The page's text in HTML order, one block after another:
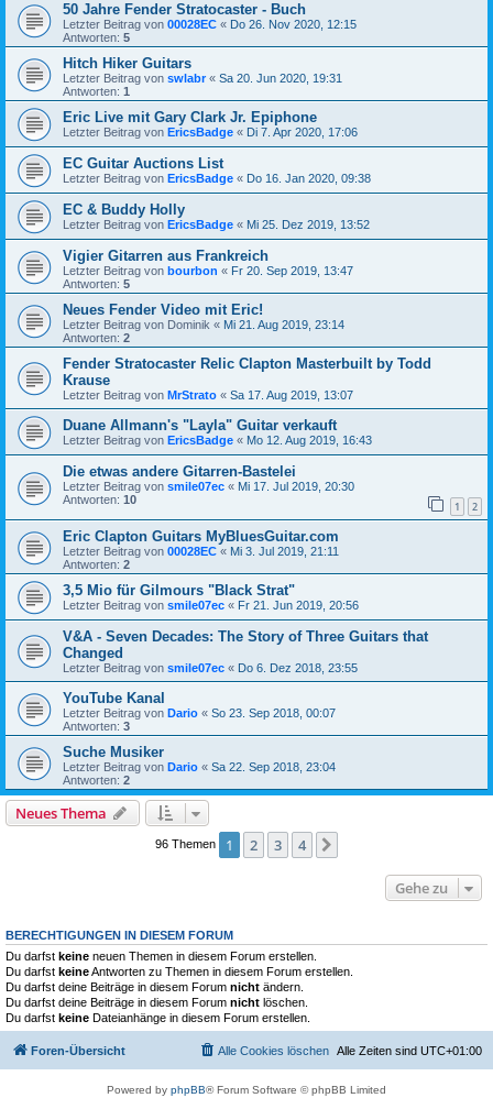
50 Jahre Fender Stratocaster - Buch
Letzter Beitrag von 00028EC « Do 26. Nov 2020, 12:15
Antworten: 5
Hitch Hiker Guitars
Letzter Beitrag von swlabr« Sa 20. Jun 2020, 19:31
Antworten: 1
Eric Live mit Gary Clark Jr. Epiphone
Letzter Beitrag von EricsBadge « Di 7. Apr 2020, 17:06
EC Guitar Auctions List
Letzter Beitrag von EricsBadge « Do 16. Jan 2020, 09:38
EC & Buddy Holly
Letzter Beitrag von EricsBadge « Mi 25. Dez 2019, 13:52
Vigier Gitarren aus Frankreich
Letzter Beitrag von bourbon « Fr 20. Sep 2019, 13:47
Antworten: 5
Neues Fender Video mit Eric!
Letzter Beitrag von Dominik « Mi 21. Aug 2019, 23:14
Antworten: 2
Fender Stratocaster Relic Clapton Masterbuilt by Todd
Krause
Letzter Beitrag von MrStrato « Sa 17. Aug 2019, 13:07
Duane Allmann's "Layla" Guitar verkauft
Letzter Beitrag von EricsBadge « Mo 12. Aug 2019, 16:43
Die etwas andere Gitarren-Bastelei
Letzter Beitrag von smile07ec « Mi 17. Jul 2019, 20:30
Antworten: 10 1 2
Eric Clapton Guitars MyBluesGuitar.com
Letzter Beitrag von 00028EC « Mi 3. Jul 2019, 21:11
Antworten: 2
3,5 Mio für Gilmours "Black Strat"
Letzter Beitrag von smile07ec « Fr 21. Jun 2019, 20:56
V&A - Seven Decades: The Story of Three Guitars that
Changed
Letzter Beitrag von smile07ec « Do 6. Dez 2018, 23:55
YouTube Kanal
Letzter Beitrag von Dario « So 23. Sep 2018, 00:07
Antworten: 3
Suche Musiker
Letzter Beitrag von Dario « Sa 22. Sep 2018, 23:04
Antworten: 2
Neues Thema
96 Themen 1 2 3 4
Gehe zu
BERECHTIGUNGEN IN DIESEM FORUM
Du darfst keine neuen Themen in diesem Forum erstellen.
Du darfst keineAntworten zu Themen in diesem Forum erstellen.
Du darfst deine Beiträge in diesem Forum nicht ändern.
Du darfst deine Beiträge in diesem Forum nicht löschen.
Du darfst keine Dateianhänge in diesem Forum erstellen.
Foren-Übersicht Alle Zeiten sind UTC+01:00
Alle Cookies löschen
Powered by phpBB® Forum Software © phpBB Limited